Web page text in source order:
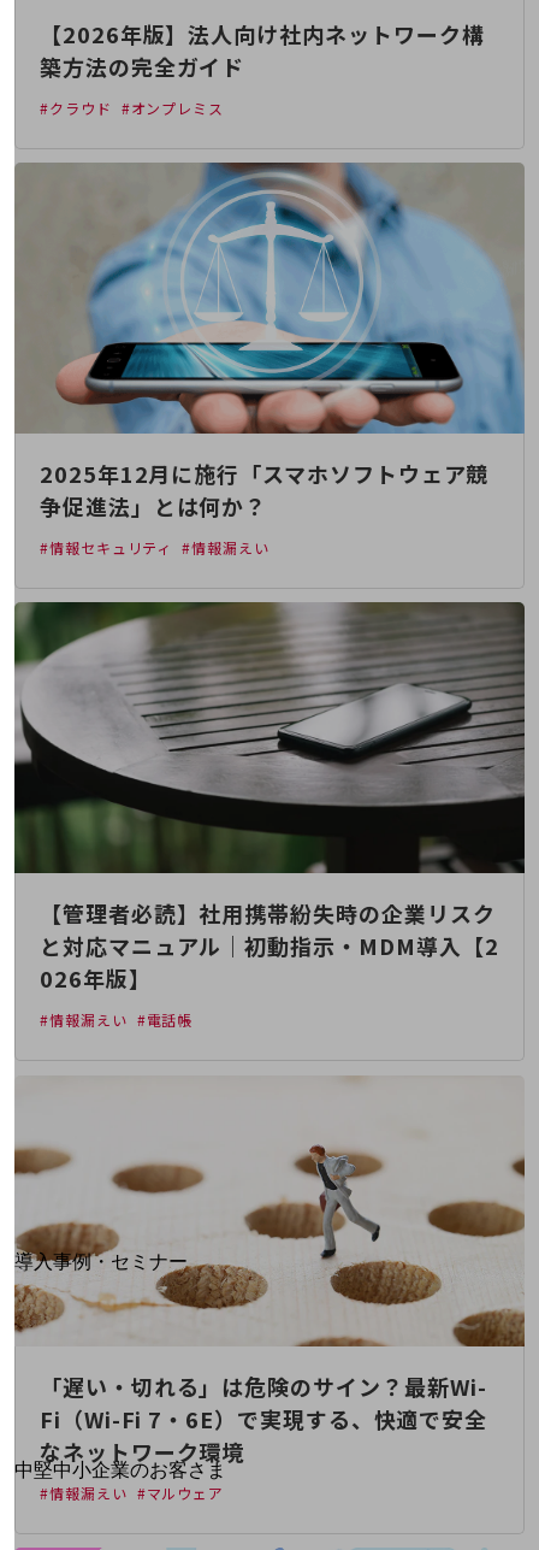
製造・建設業
小売業
モバイルTOP
おすすめの機種、料金やサービスをご紹介
ビジネス向けスマートフォン
タフネススマートフォン
データ通信製品
ドコモケータイ
通信モジュール製品
衛星携帯電話
IOT完了済みメーカーブランド製品
料金
料金TOP
ドコモBiz データ無制限 ドコモ MAX ドコモ mini ドコモBiz かけ放題
ケータイプラン
5Gデータプラス
データプラス
モバイルサービス
端末の一元管理
セキュリティ
運用保守・故障紛失サポート
別ウィンドウで開きます
サービスをご利用中のお客さま
導入事例・セミナー
導入事例TOP
最新の導入事例や注目の導入事例をご紹介します
開催・出展する各種セミナー、イベント情報をご紹介します
中堅中小企業のお客さま
NTTドコモビジネスウォッチ
【2026年版】法人向け社内ネットワーク構
築方法の完全ガイド
#クラウド #オンプレミス
2025年12月に施行「スマホソフトウェア競
争促進法」とは何か？
#情報セキュリティ #情報漏えい
【管理者必読】社用携帯紛失時の企業リスク
と対応マニュアル｜初動指示・MDM導入【2
026年版】
#情報漏えい #電話帳
「遅い・切れる」は危険のサイン？最新Wi-
Fi（Wi-Fi 7・6E）で実現する、快適で安全
なネットワーク環境
#情報漏えい #マルウェア